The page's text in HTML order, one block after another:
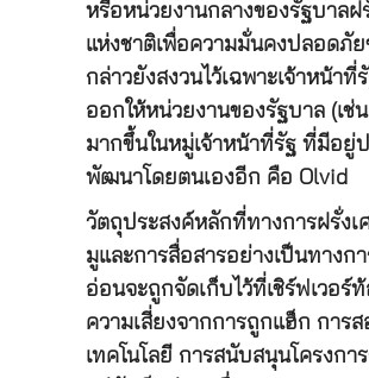
หรือหน่วยงานกลางของรัฐบาล
แห่งชาติเพื่อความมั่นคงปลอดภั
กล่าวยังสงวนไว้เฉพาะเจ้าหน้า
ออกให้หน่วยงานของรัฐบาล (เ
มากขึ้นในหมู่เจ้าหน้าที่รัฐ ที่มีอ
พัฒนาโดยตนเองอีก คือ Olvid
วัตถุประสงค์หลักที่ทางการฝรั่ง
มูและการสื่อสารอย่างเป็นทางก
อ่อนจะถูกจัดเก็บไว้ที่เชิร์ฟเวอ
ความเสี่ยงจากการถูกแฮ็ก การ
เทคโนโลยี การสนับสนุนโครงก